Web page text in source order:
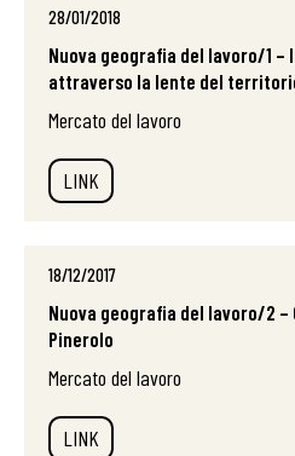
28/01/2018
Nuova geografia del lavoro/1
attraverso la lente del
Mercato del lavoro
LINK
18/12/2017
Nuova geografia del lavoro/2 –
Pinerolo
Mercato del lavoro
LINK